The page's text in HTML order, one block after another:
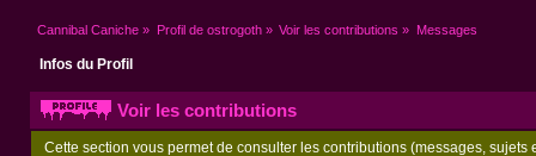
Cannibal Caniche » Profil de ostrogoth» Voir les contributions » Messages
Infos du Profil
Voir les contributions
Cette section vous permet de consulter les contributions (messages,